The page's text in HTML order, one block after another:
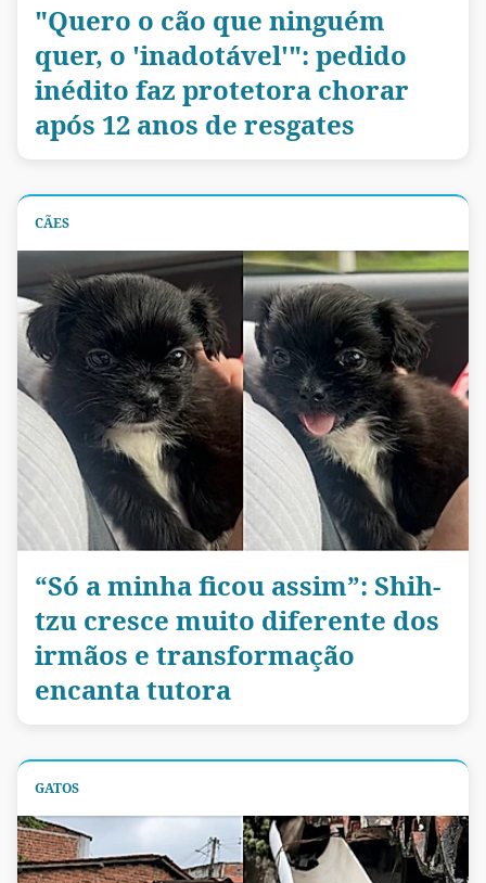
"Quero o cão que ninguém
quer, o 'inadotável'": pedido
inédito faz protetora chorar
após 12 anos de resgates
CÃES
“Só a minha ficou assim”: Shih-
tzu cresce muito diferente dos
irmãos e transformação
encanta tutora
GATOS